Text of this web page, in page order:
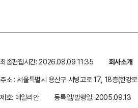
최종편집시간: 2026.08.09 11:35 회사소개
주소 : 서울특별시 용산구 서빙고로 17, 18층(한강
제호: 데일리안
등록일/발행일: 2005.09.13